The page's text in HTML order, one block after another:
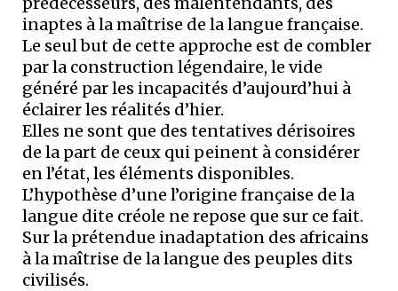
inaptes à la maîtrise de la langue française.
Le seul but de cette approche est de combler
par la construction légendaire, le vide
généré par les incapacités d’aujourd’hui à
éclairer les réalités d’hier.
Elles ne sont que des tentatives dérisoires
de la part de ceux qui peinent à considérer
en l’état, les éléments disponibles.
L’hypothèse d’une l’origine française de la
langue dite créole ne repose que sur ce fait.
Sur la prétendue inadaptation des africains
à la maîtrise de la langue des peuples dits
civilisés.